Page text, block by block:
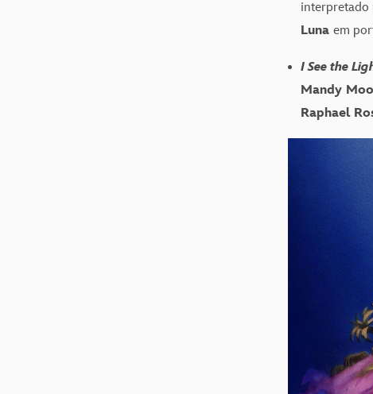
interpretado
Luna em
I See the
Mandy
Raphael